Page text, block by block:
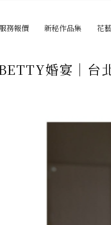
服務報價 新秘作品集 花
婚宴｜台